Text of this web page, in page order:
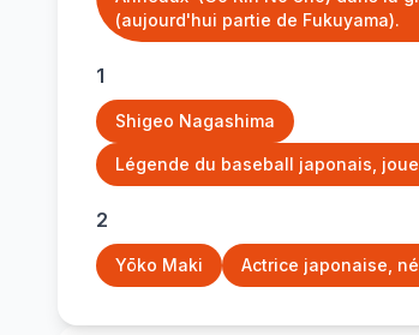
(aujourd'hui partie de Fukuyama).
1
Shigeo Nagashima
Légende du baseball japonais,
2
Yōko Maki Actrice japonaise,